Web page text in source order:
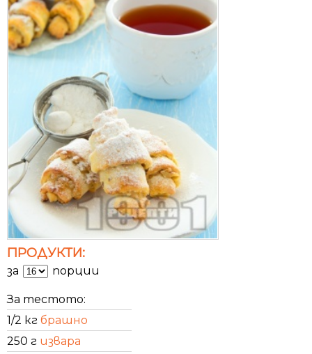
ПРОДУКТИ:
за порции
За тестото:
1/2 кг брашно
250 г извара